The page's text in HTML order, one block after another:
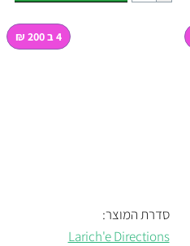
4 ב 200 ₪
סדרת המוצר:
Larich'e Directions